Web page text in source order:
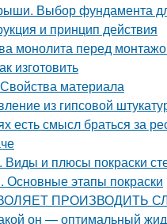
Выбор фундамента
и принцип действия
монолита перед
изготовить
материала
из гипсовой
есть смысл браться за
Виды и плюсы покраски
Основные этапы покраски
он — оптимальный